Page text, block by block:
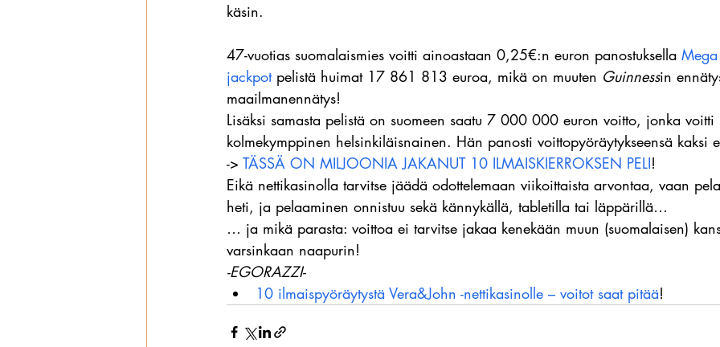
käsin.
47-vuotias suomalaismies voitti ainoastaan 0,25€:n euron panostuksella Mega
jackpot pelistä huimat 17 861 813 euroa, mikä on muuten Guinnessin
maailmanennätys!
Lisäksi samasta pelistä on suomeen saatu 7 000 000 euron voitto, jonka voitti
kolmekymppinen helsinkiläisnainen. Hän panosti voittopyöräytykseensä kaksi
-> TÄSSÄ ON MILJOONIA JAKANUT 10 ILMAISKIERROKSEN PELI!
Eikä nettikasinolla tarvitse jäädä odottelemaan viikoittaista arvontaa, vaan
heti, ja pelaaminen onnistuu sekä kännykällä, tabletilla tai läppärillä…
… ja mikä parasta: voittoa ei tarvitse jakaa kenekään muun (suomalaisen)
varsinkaan naapurin!
-EGORAZZI-
10 ilmaispyöräytystä Vera&John -nettikasinolle – voitot saat pitää!